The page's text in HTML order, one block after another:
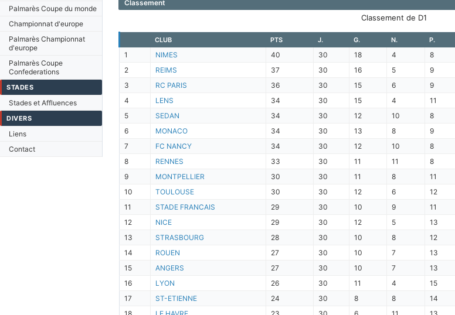
Palmarès Coupe du monde
Championnat d'europe
Palmarès Championnat
d'europe
Palmarès Coupe
Confederations
STADES
Stades et Affluences
DIVERS
Liens
Contact
Classement
Classement de D1
CLUB PTS J. G. N. P.
1 NIMES 40 30 18 4 8
2
REIMS 37 30 16 5 9
3
RC PARIS 36 30 15 6 9
4
LENS 34 30 15 4 11
5
SEDAN 34 30 12 10 8
6
MONACO 34 30 13 8 9
7
FC NANCY 34 30 12 10 8
8
RENNES 33 30 11 11 8
9
MONTPELLIER 30 30 11 8 11
10
TOULOUSE 30 30 12 6 12
11
STADE FRANCAIS 29 30 10 9 11
12
NICE 29 30 12 5 13
13
STRASBOURG 28 30 10 8 12
14
ROUEN 27 30 10 7 13
15
ANGERS 27 30 10 7 13
16
LYON 26 30 11 4 15
17
ST-ETIENNE 24 30 8 8 14